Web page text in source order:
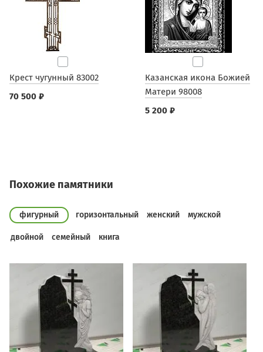
Крест чугунный 83002
70 500 ₽
Казанская икона Божией
Матери 98008
5 200 ₽
Похожие памятники
фигурный горизонтальный женский мужской
двойной семейный книга